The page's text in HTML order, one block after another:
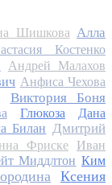
Шишкова Алла
Костенко
Андрей Малахов
Анфиса Чехова
Виктория Боня
Глюкоза
Дана
Билан
Дмитрий
Фриске
Иван
Миддлтон Ким
Ксения